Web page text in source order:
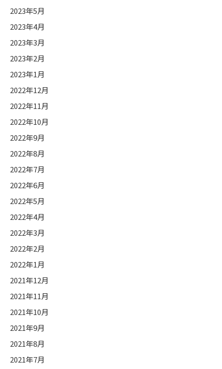
2023年5月
2023年4月
2023年3月
2023年2月
2023年1月
2022年12月
2022年11月
2022年10月
2022年9月
2022年8月
2022年7月
2022年6月
2022年5月
2022年4月
2022年3月
2022年2月
2022年1月
2021年12月
2021年11月
2021年10月
2021年9月
2021年8月
2021年7月